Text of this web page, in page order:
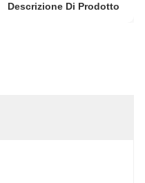
Descrizione Di Prodotto